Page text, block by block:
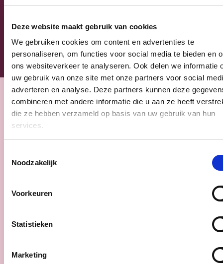
Deze website maakt gebruik van cookies
We gebruiken cookies om content en advertenties te
personaliseren, om functies voor social media te bieden en
ons websiteverkeer te analyseren. Ook delen we informatie
uw gebruik van onze site met onze partners voor social
adverteren en analyse. Deze partners kunnen deze
combineren met andere informatie die u aan ze heeft
die ze hebben verzameld op basis van uw gebruik van hun
services.
Noodzakelijk
Voorkeuren
Statistieken
Marketing
Klikhierom de privacyvoorwaarden te raadplegen
Nieuws